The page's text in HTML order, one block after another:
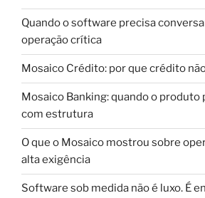
Quando o software precisa
operação crítica
Mosaico Crédito: por que crédito
Mosaico Banking: quando o produto
com estrutura
O que o Mosaico mostrou sobre
alta exigência
Software sob medida não é luxo. É